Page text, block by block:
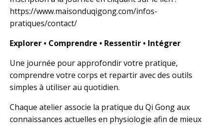
https://www.maisonduqigong.com/infos-
pratiques/contact/
Explorer • Comprendre • Ressentir • Intégrer
Une journée pour approfondir votre pratique,
comprendre votre corps et repartir avec des outils
simples à utiliser au quotidien.
Chaque atelier associe la pratique du Qi Gong aux
connaissances actuelles en physiologie afin de mieux